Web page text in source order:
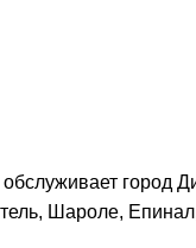
город
Шароле,